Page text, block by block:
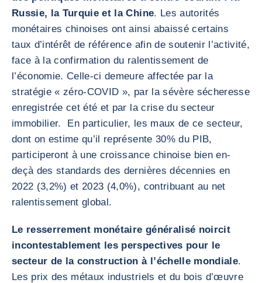
Russie, la Turquie et la Chine. Les autorités
monétaires chinoises ont ainsi abaissé certains
taux d’intérêt de référence afin de soutenir l’activité,
face à la confirmation du ralentissement de
l’économie. Celle-ci demeure affectée par la
stratégie « zéro-COVID », par la sévère sécheresse
enregistrée cet été et par la crise du secteur
immobilier. En particulier, les maux de ce secteur,
dont on estime qu’il représente 30% du PIB,
participeront à une croissance chinoise bien en-
deçà des standards des dernières décennies en
2022 (3,2%) et 2023 (4,0%), contribuant au net
ralentissement global.
Le resserrement monétaire généralisé noircit
incontestablement les perspectives pour le
secteur de la construction à l’échelle mondiale.
Les prix des métaux industriels et du bois d’œuvre